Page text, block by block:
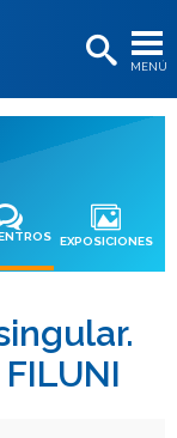
MENÚ
EXPOSICIONES